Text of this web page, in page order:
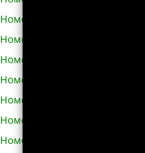
Номера телефонов такси в
Номера телефонов такси в
Номера телефонов такси в
Номера телефонов такси в
Номера телефонов такси в
Номера телефонов такси в
Номера телефонов такси в